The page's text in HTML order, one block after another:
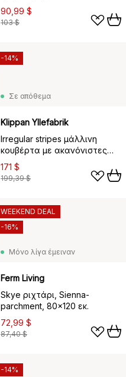
90,99 $
103 $
Σε απόθεμα
Klippan Yllefabrik
Irregular stripes μάλλινη
κουβέρτα με ακανόνιστες
ρίγες, Rust, 130x200 εκ.
171 $
199,39 $
-14%
Μόνο λίγα έμειναν
Ferm Living
Skye ριχτάρι, Sienna-
parchment, 80x120 εκ.
72,99 $
87,40 $
WEEKEND DEAL
-16%
-14%